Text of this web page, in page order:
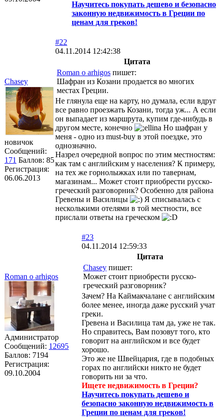
Научитесь покупать дешево и безопасно
законную недвижимость в Греции по
ценам для греков!
Chasey
новичок
Сообщений:
171 Баллов: 85
Регистрация:
06.06.2013
#22
04.11.2014 12:42:38
Цитата
Roman o arhigos пишет:
Шафран из Козани продается во многих
местах Греции.
Не глянула еще на карту, но думала, если вдруг
все равно проезжать Козани, тогда уж... А если
он выпадает из маршрута, купим где-нибудь в
другом месте, конечно
Но шафран у
меня - одно из must-buy в этой поездке, это
однозначно.
Назрел очередной вопрос по этим местностям:
как там с английским у населения? К примеру,
на тех же горнолыжках или по тавернам,
магазинам... Может стоит приобрести русско-
греческий разговорник? Особенно для района
Гревены и Василицы
Я списывалась с
несколькими отелями в той местности, все
прислали ответы на греческом
Roman o arhigos
Администратор
Сообщений: 12695
Баллов: 7194
Регистрация:
09.10.2004
#23
04.11.2014 12:59:33
Цитата
Chasey пишет:
Может стоит приобрести русско-
греческий разговорник?
Зачем? На Каймакчалане с английским
более менее, иногда даже русский учат
греки.
Гревена и Василица там да, уже не так.
Но справитесь, Вам позовут того, кто
говорит на английском и все будет
хорошо.
Это же не Швейцария, где в подобных
горах по английски никто не будет
говорить ни за что.
Ищете недвижимость в Греции?
Научитесь покупать дешево и
безопасно законную недвижимость в
Греции по ценам для греков!